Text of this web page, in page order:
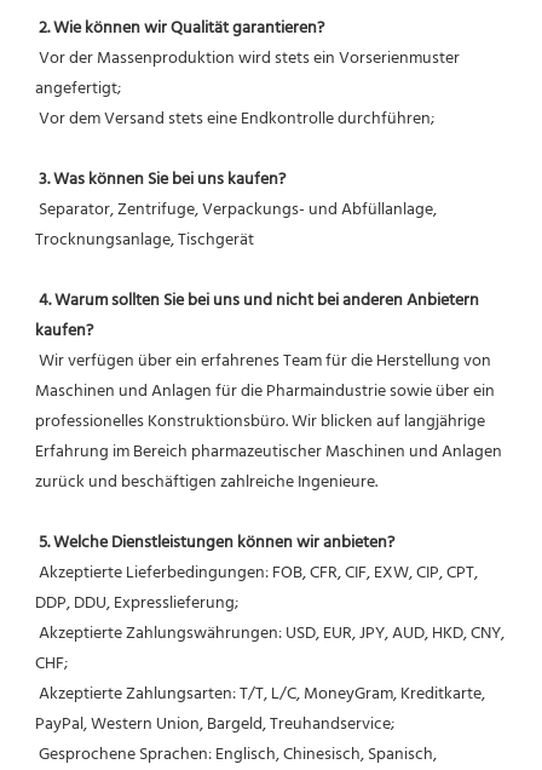
2. Wie können wir Qualität garantieren?
angefertigt;
Vor dem Versand stets eine Endkontrolle durchführen;
3. Was können Sie bei uns kaufen?
Trocknungsanlage, Tischgerät
4. Warum sollten Sie bei uns und nicht bei anderen Anbietern
kaufen?
Maschinen und Anlagen für die Pharmaindustrie sowie über ein
professionelles Konstruktionsbüro. Wir blicken auf langjährige
Erfahrung im Bereich pharmazeutischer Maschinen und Anlagen
zurück und beschäftigen zahlreiche Ingenieure.
5. Welche Dienstleistungen können wir anbieten?
DDP, DDU, Expresslieferung;
CHF;
PayPal, Western Union, Bargeld, Treuhandservice;